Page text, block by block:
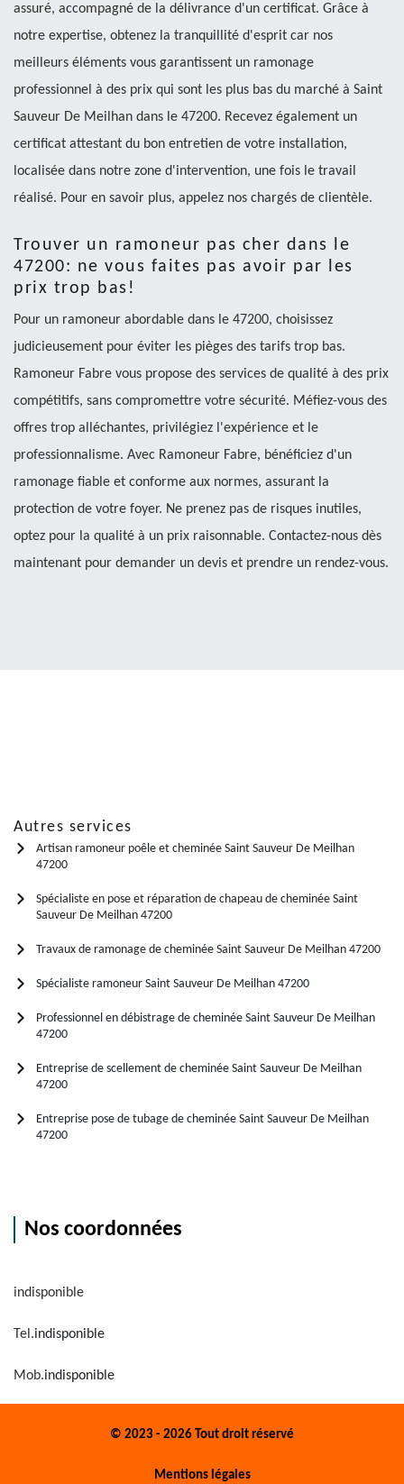
assuré, accompagné de la délivrance d'un certificat. Grâce à
notre expertise, obtenez la tranquillité d'esprit car nos
meilleurs éléments vous garantissent un ramonage
professionnel à des prix qui sont les plus bas du marché à Saint
Sauveur De Meilhan dans le 47200. Recevez également un
certificat attestant du bon entretien de votre installation,
localisée dans notre zone d'intervention, une fois le travail
réalisé. Pour en savoir plus, appelez nos chargés de clientèle.
Trouver un ramoneur pas cher dans le
47200: ne vous faites pas avoir par les
prix trop bas!
Pour un ramoneur abordable dans le 47200, choisissez
judicieusement pour éviter les pièges des tarifs trop bas.
Ramoneur Fabre vous propose des services de qualité à des prix
compétitifs, sans compromettre votre sécurité. Méfiez-vous des
offres trop alléchantes, privilégiez l'expérience et le
professionnalisme. Avec Ramoneur Fabre, bénéficiez d'un
ramonage fiable et conforme aux normes, assurant la
protection de votre foyer. Ne prenez pas de risques inutiles,
optez pour la qualité à un prix raisonnable. Contactez-nous dès
maintenant pour demander un devis et prendre un rendez-vous.
Autres services
Artisan ramoneur poêle et cheminée Saint Sauveur De Meilhan
47200
Spécialiste en pose et réparation de chapeau de cheminée Saint
Sauveur De Meilhan 47200
Travaux de ramonage de cheminée Saint Sauveur De Meilhan 47200
Spécialiste ramoneur Saint Sauveur De Meilhan 47200
Professionnel en débistrage de cheminée Saint Sauveur De Meilhan
47200
Entreprise de scellement de cheminée Saint Sauveur De Meilhan
47200
Entreprise pose de tubage de cheminée Saint Sauveur De Meilhan
47200
Nos coordonnées
indisponible
Tel.indisponible
Mob.indisponible
© 2023 - 2026 Tout droit réservé
Mentions légales